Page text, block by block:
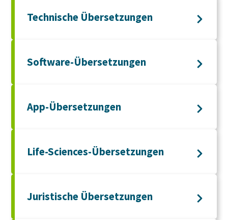
Technische Übersetzungen
Software-Übersetzungen
App-Übersetzungen
Life-Sciences-Übersetzungen
Juristische Übersetzungen